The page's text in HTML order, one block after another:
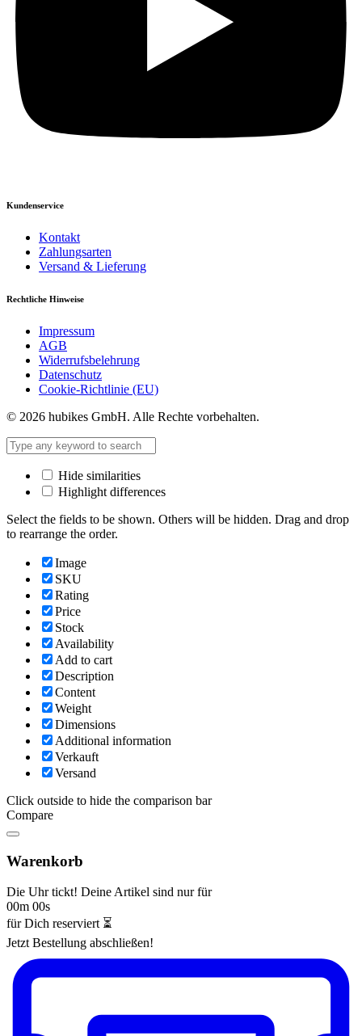
Kundenservice
Kontakt
Zahlungsarten
Versand & Lieferung
Rechtliche Hinweise
Impressum
AGB
Widerrufsbelehrung
Datenschutz
Cookie-Richtlinie (EU)
© 2026 hubikes GmbH. Alle Rechte vorbehalten.
Hide similarities
Highlight differences
Select the fields to be shown. Others will be hidden. Drag and drop
to rearrange the order.
Image
SKU
Rating
Price
Stock
Availability
Add to cart
Description
Content
Weight
Dimensions
Additional information
Verkauft
Versand
Click outside to hide the comparison bar
Compare
Warenkorb
Die Uhr tickt! Deine Artikel sind nur für
00m 00s
für Dich reserviert ⏳
Jetzt Bestellung abschließen!